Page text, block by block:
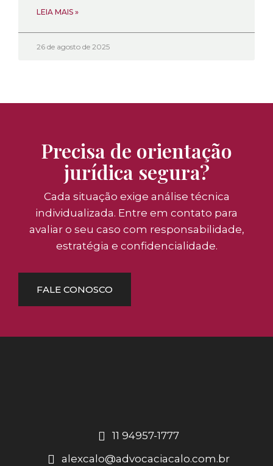
LEIA MAIS »
26 de agosto de 2025
Cada situação exige análise técnica
individualizada. Entre em contato para
avaliar o seu caso com responsabilidade,
estratégia e confidencialidade.
Precisa de orientação
jurídica segura?
FALE CONOSCO
11 94957-1777
alexcalo@advocaciacalo.com.br